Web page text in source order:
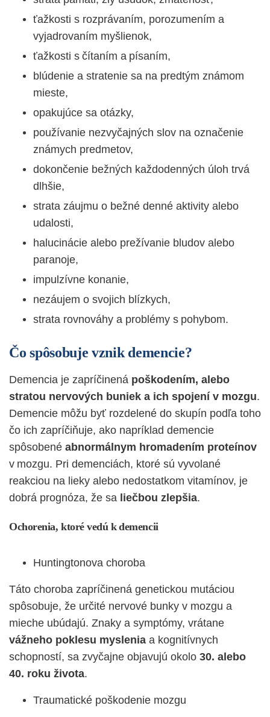
ťažkosti s rozprávaním, porozumením a
vyjadrovaním myšlienok,
ťažkosti s čítaním a písaním,
blúdenie a stratenie sa na predtým známom
mieste,
opakujúce sa otázky,
používanie nezvyčajných slov na označenie
známych predmetov,
dokončenie bežných každodenných úloh trvá
dlhšie,
strata záujmu o bežné denné aktivity alebo
udalosti,
halucinácie alebo prežívanie bludov alebo
paranoje,
impulzívne konanie,
nezáujem o svojich blízkych,
strata rovnováhy a problémy s pohybom.
Čo spôsobuje vznik demencie?
Demencia je zapríčinená poškodením, alebo
stratou nervových buniek a ich spojení v mozgu.
Demencie môžu byť rozdelené do skupín podľa toho
čo ich zapríčiňuje, ako napríklad demencie
spôsobené abnormálnym hromadením proteínov
v mozgu. Pri demenciách, ktoré sú vyvolané
reakciou na lieky alebo nedostatkom vitamínov, je
dobrá prognóza, že sa liečbou zlepšia.
Ochorenia, ktoré vedú k demencii
Huntingtonova choroba
Táto choroba zapríčinená genetickou mutáciou
spôsobuje, že určité nervové bunky v mozgu a
mieche ubúdajú. Znaky a symptómy, vrátane
vážneho poklesu myslenia a kognitívnych
schopností, sa zvyčajne objavujú okolo 30. alebo
40. roku života.
Traumatické poškodenie mozgu